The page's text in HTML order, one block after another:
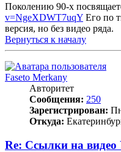
Поколению 90-х
v=NgeXDWT7uqY Его по
версия, но без видео ряда.
Вернуться к началу
Faseto Merkany
Авторитет
Сообщения: 250
Зарегистрирован:
Откуда:
Re: Ссылки на видео